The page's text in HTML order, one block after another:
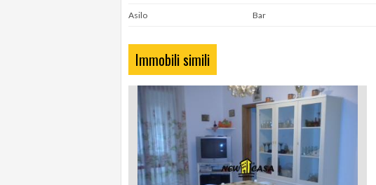
Asilo Bar
Immobili simili